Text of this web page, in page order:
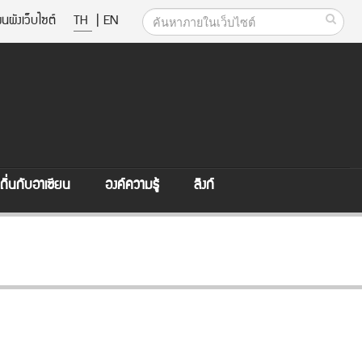
ผังเว็บไซต์ TH | EN
นกับอาเซียน องค์ความรู้ ลิงก์